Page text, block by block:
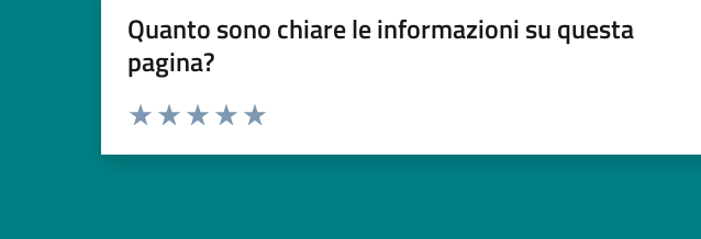
Quanto sono chiare le informazioni su questa
pagina?
Esprimi una valutazione